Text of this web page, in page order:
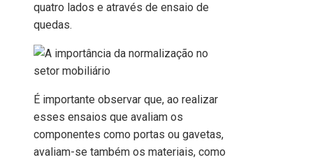
quatro lados e através de ensaio de
quedas.
É importante observar que, ao realizar
esses ensaios que avaliam os
componentes como portas ou gavetas,
avaliam-se também os materiais, como